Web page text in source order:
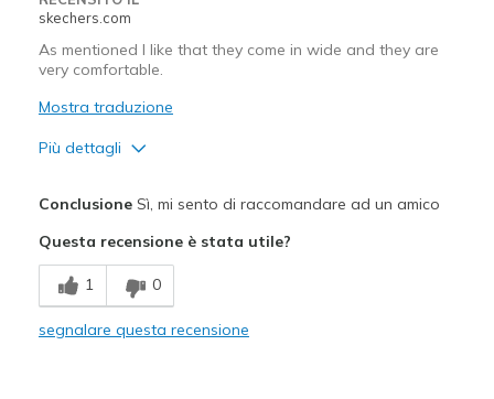
View On Shoes
skechers.com
As mentioned I like that they come in wide and they are
very comfortable.
Mostra traduzione
Più dettagli
Breathe Well
Comfortable
ConclusioneSì, mi sento di raccomandare ad un amico
Questa recensione è stata utile?
1 0
segnalare questa recensione